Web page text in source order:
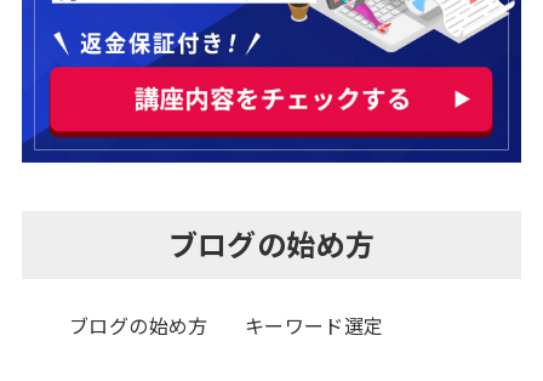
ブログの始め方
ブログの始め方 キーワード選定